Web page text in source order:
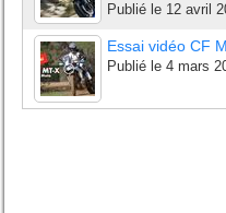
Publié le 12 avril
Essai vidéo CF
Publié le 4 mars